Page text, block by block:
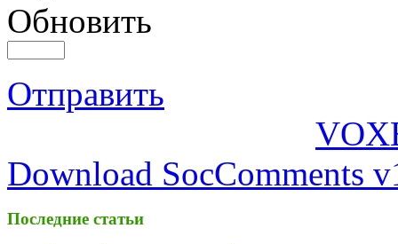
Обновить
Отправить
Download SocComments
Последние статьи